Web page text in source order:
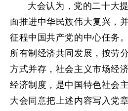
大会认为，党的二十大
面推进中华民族伟大复兴，
征程中国共产党的中心任务
所有制经济共同发展，按劳
方式并存，社会主义市场经
经济制度，是中国特色社会
大会同意把上述内容写入党